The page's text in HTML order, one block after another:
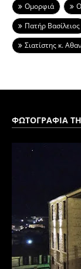
Ομορφιά
Πατήρ Βασίλειος
Σιατίστης κ.
ΦΩΤΟΓΡΑΦΙΑ